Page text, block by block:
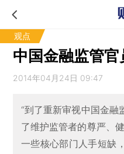
观点
中国金融监管
2014年04月24日 09:47
“到了重新审视中国金融
了维护监管者的尊严、
一些核心部门人手短缺